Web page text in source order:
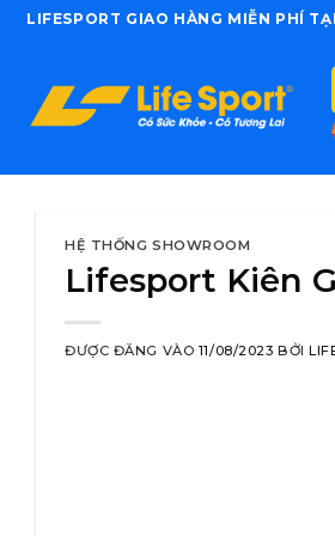
SkipLIFESPORT GIAO HÀNG MIỄN PHÍ
HỆ THỐNG SHOWROOM
Lifesport Kiên
ĐƯỢC ĐĂNG VÀO 11/08/2023 BỞI